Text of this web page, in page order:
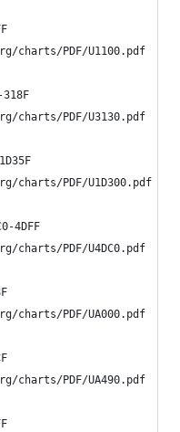
charts/PDF/U1100.pdf
318F
charts/PDF/U3130.pdf
charts/PDF/U1D300.pdf
4DFF
charts/PDF/U4DC0.pdf
charts/PDF/UA000.pdf
charts/PDF/UA490.pdf